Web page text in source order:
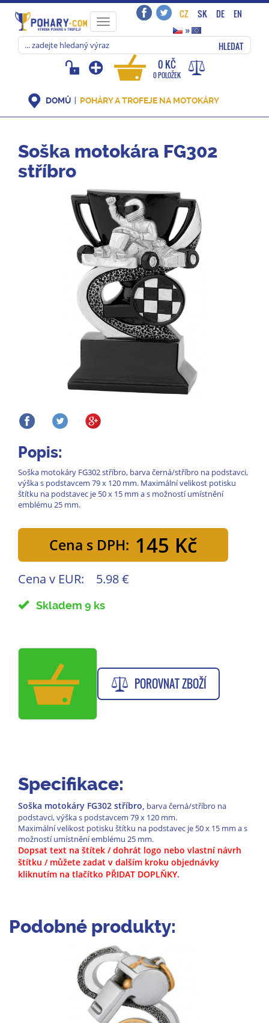
Toggle
navigation
CZ SK DE
EN
»
HLEDAT
0 KČ
0 POLOŽEK
DOMŮ POHÁRY A TROFEJE NA MOTOKÁRY
Soška motokára FG302
stříbro
Popis:
Soška motokáry FG302 stříbro, barva černá/stříbro na podstavci,
výška s podstavcem 79 x 120 mm. Maximální velikost potisku
štítku na podstavec je 50 x 15 mm a s možností umístnění
emblému 25 mm.
Cena s DPH: 145 Kč
Cena v EUR: 5.98 €
Skladem 9 ks
POROVNAT ZBOŽÍ
Specifikace:
Soška motokáry FG302 stříbro, barva černá/stříbro na
podstavci, výška s podstavcem 79 x 120 mm.
Maximální velikost potisku štítku na podstavec je 50 x 15 mm a s
možností umístnění emblému 25 mm.
Dopsat text na štítek / dohrát logo nebo vlastní návrh
štítku / můžete zadat v dalším kroku objednávky
kliknutím na tlačítko PŘIDAT DOPLŇKY.
Podobné produkty: